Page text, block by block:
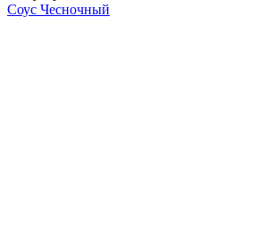
Соус Чесночный